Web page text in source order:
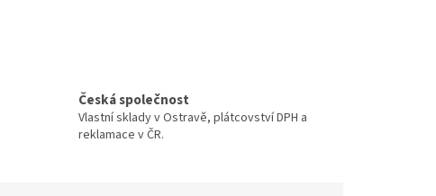
Česká společnost
Vlastní sklady v Ostravě, plátcovství DPH a
reklamace v ČR.